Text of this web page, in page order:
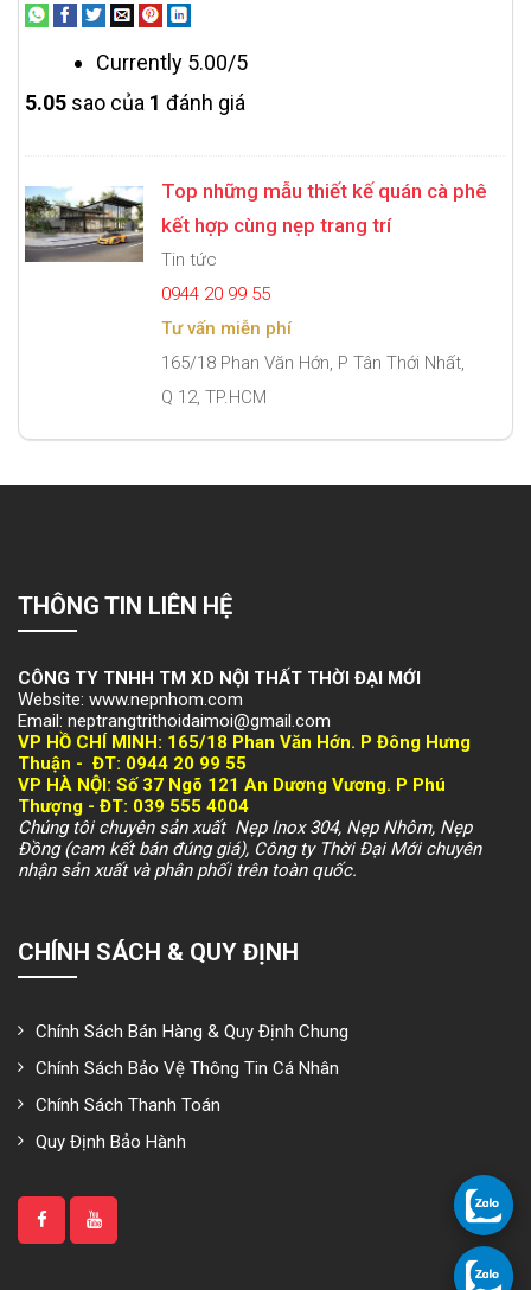
Currently 5.00/5
5.05 sao của 1 đánh giá
Top những mẫu thiết kế quán cà phê
kết hợp cùng nẹp trang trí
Tin tức
0944 20 99 55
Tư vấn miễn phí
165/18 Phan Văn Hớn, P Tân Thới Nhất,
Q 12, TP.HCM
THÔNG TIN LIÊN HỆ
CÔNG TY TNHH TM XD NỘI THẤT THỜI ĐẠI MỚI
Website: www.nepnhom.com
Email: neptrangtrithoidaimoi@gmail.com
VP HỒ CHÍ MINH: 165/18 Phan Văn Hớn. P Đông Hưng
Thuận - ĐT: 0944 20 99 55
VP HÀ NỘI : Số 37 Ngõ 121 An Dương Vương. P Phú
Thượng - ĐT: 039 555 4004
Chúng tôi chuyên sản xuất Nẹp Inox 304, Nẹp Nhôm, Nẹp
Đồng (cam kết bán đúng giá), Công ty Thời Đại Mới chuyên
nhận sản xuất và phân phối trên toàn quốc.
CHÍNH SÁCH & QUY ĐỊNH
Chính Sách Bán Hàng & Quy Định Chung
Chính Sách Bảo Vệ Thông Tin Cá Nhân
Chính Sách Thanh Toán
Quy Định Bảo Hành